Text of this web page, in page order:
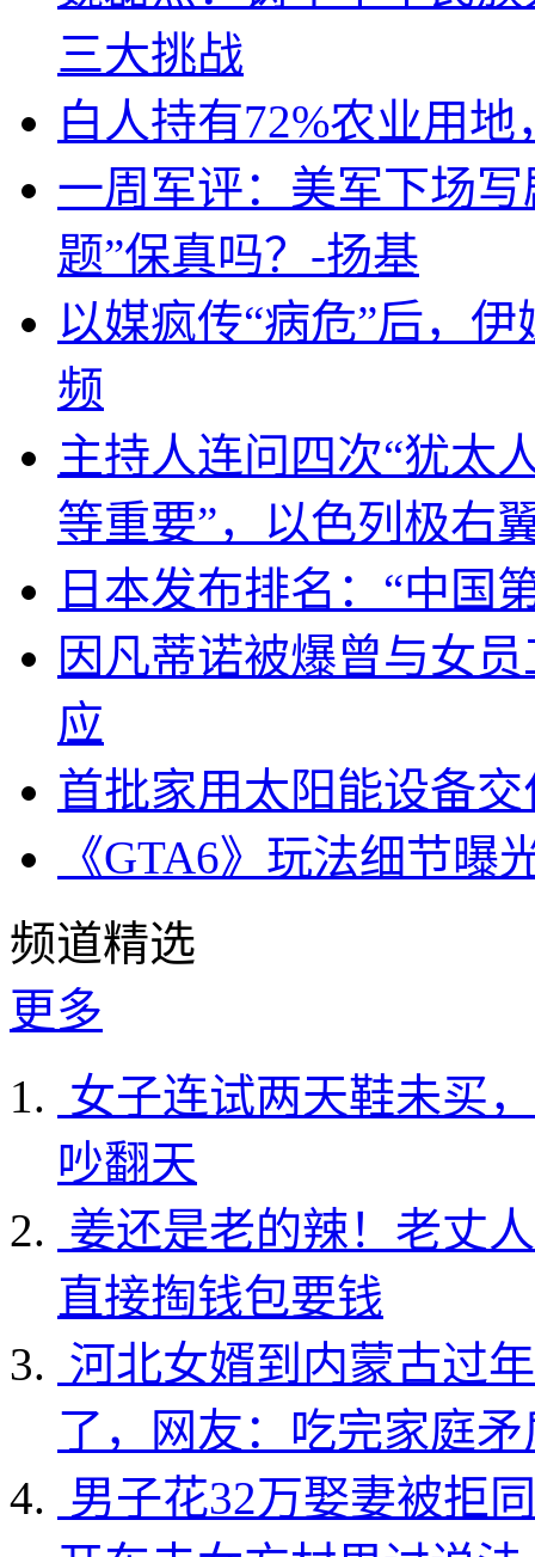
三大挑战
白人持有72%农业用
一周军评：美军下场
题”保真吗？-扬基
以媒疯传“病危”后，
频
主持人连问四次“犹太
等重要”，以色列极右
日本发布排名：“中国
因凡蒂诺被爆曾与女
应
首批家用太阳能设备
《GTA6》玩法细节
频道精选
更多
女子连试两天鞋未买
吵翻天
姜还是老的辣！老丈
直接掏钱包要钱
河北女婿到内蒙古过
了，网友：吃完家庭
男子花32万娶妻被拒